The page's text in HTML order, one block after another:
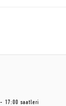
17:00 saatleri